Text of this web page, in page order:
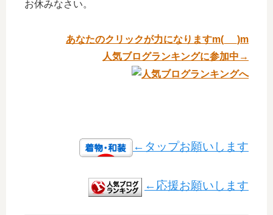
お休みなさい。
あなたのクリックが力になりますm(_ _)m
人気ブログランキングに参加中→
←タップお願いします
←応援お願いします